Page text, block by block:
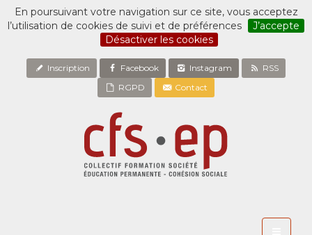
En poursuivant votre navigation sur ce site, vous acceptez
l’utilisation de cookies de suivi et de préférences
J’accepte
Désactiver les cookies
Inscription Facebook Instagram
RSS
RGPD
Contact